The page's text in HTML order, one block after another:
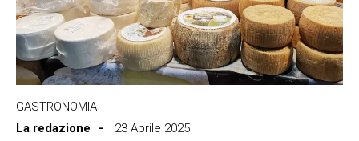
GASTRONOMIA
La redazione
23 Aprile 2025